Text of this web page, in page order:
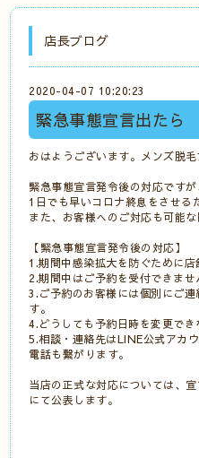
店長ブログ
2020-04-07 10:20:23
緊急事態宣言出たら
おはようございます。メンズ脱毛
緊急事態宣言発令後の対応ですが
1日でも早いコロナ終息をさせる
また、お客様へのご対応も可能
【緊急事態宣言発令後の対応】
1.期間中感染拡大を防ぐために店
2.期間中はご予約を受付できませ
3.ご予約のお客様には個別にご
す。
4.どうしても予約日時を変更でき
5.相談・連絡先はLINE公式アカ
電話も繋がります。
当店の正式な対応については、
にて公表します。